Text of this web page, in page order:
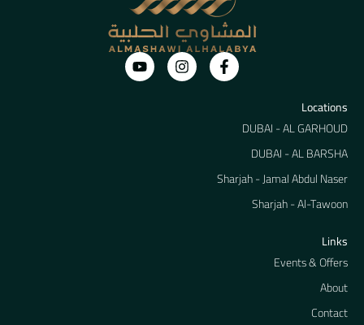
Locations
DUBAI - AL GARHOUD
DUBAI - AL BARSHA
Sharjah - Jamal Abdul Naser
Sharjah - Al-Tawoon
Links
Events & Offers
About
Contact